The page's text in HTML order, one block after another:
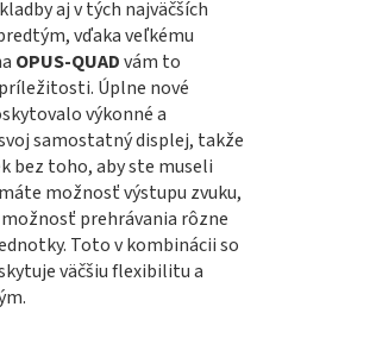
aj v tých najväčších
vďaka veľkému
OPUS-QUADvám to
Úplne nové
výkonné a
samostatný displej, takže
bez toho, aby ste museli
možnosť výstupu zvuku,
prehrávania rôzne
Toto v kombinácii so
väčšiu flexibilitu a